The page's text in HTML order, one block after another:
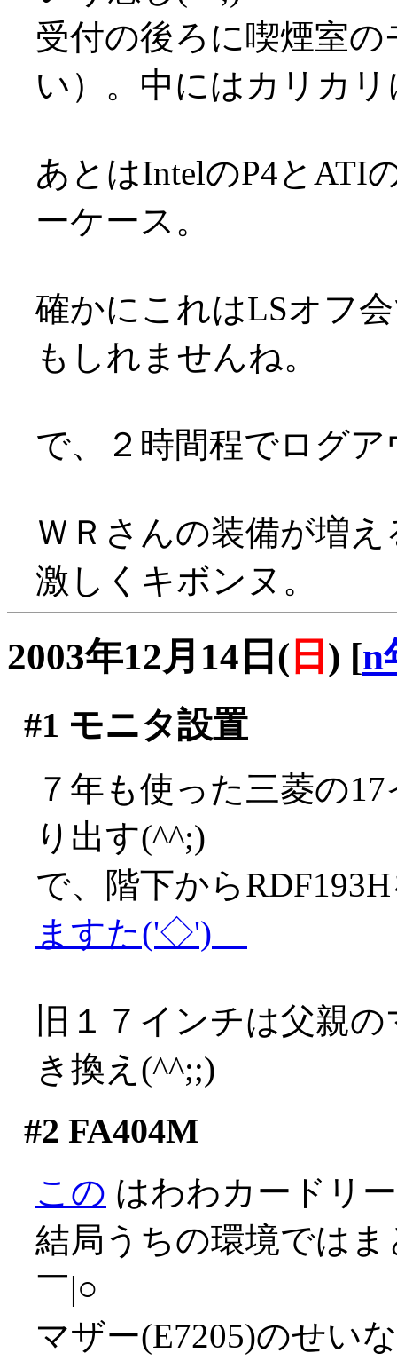
受付の後ろに喫煙室
い）。中にはカリカ
あとはIntelのP4とATI
ーケース。
確かにこれはLSオフ
もしれませんね。
で、２時間程でログア
ＷＲさんの装備が増
激しくキボンヌ。
2003年12月14日( 日 ) [n
#1 モニタ設置
７年も使った三菱の
り出す(^^;)
で、階下から
ますた('◇')ゞ
旧１７インチは父親
き換え(^^;;)
#2 FA404M
この はわわカードリ
結局うちの環境では
￣|○
マザー(E7205)のせい